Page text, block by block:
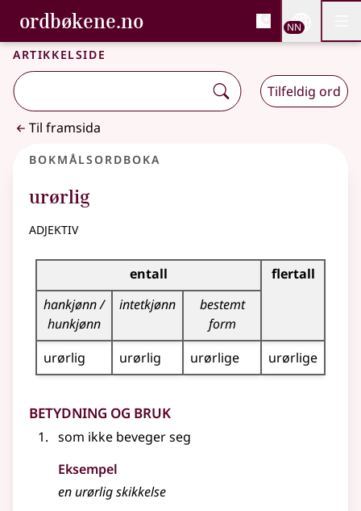
Gå til hovudinnhald
Tilgjenge
ordbøkene.no, Bokmålsordboka og
Bokmålsordboka og Nynorskordboka
NN
Artikkelside
Tilfeldig ord
Til framsida
Bokmålsordboka
urørlig
adjektiv
Bøyingstabell for dette adjektivet
entall
flertall
hankjønn /
hunkjønn
intetkjønn
bestemt
form
urørlig
urørlig urørlige urørlige
Betydning og bruk
som ikke beveger seg
Eksempel
en urørlig skikkelse